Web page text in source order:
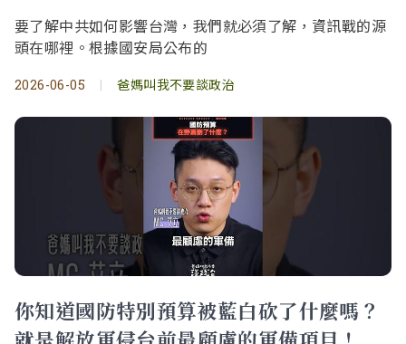
要了解中共如何影響台灣，我們就必須了解，資訊戰的源
頭在哪裡。根據國安局公布的
2026-06-05 | 爸媽叫我不要談政治
你知道國防特別預算被藍白砍了什麼嗎？